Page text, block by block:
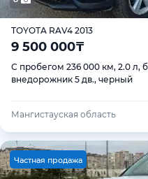
TOYOTA RAV4 2013
9 500 000₸
С пробегом 236 000 км, 2.0 л,
внедорожник 5 дв., черный
Мангистауская область
Частная продажа